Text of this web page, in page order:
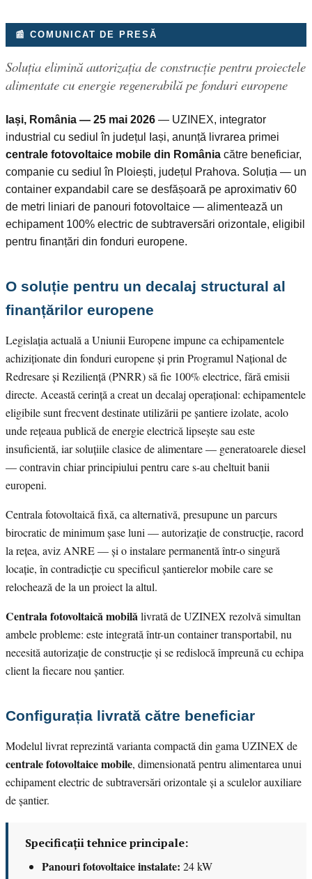
📰 COMUNICAT DE PRESĂ
Soluția elimină autorizația de construcție pentru proiectele
alimentate cu energie regenerabilă pe fonduri europene
Iași, România — 25 mai 2026 — UZINEX, integrator
industrial cu sediul în județul Iași, anunță livrarea primei
centrale fotovoltaice mobile din România către beneficiar,
companie cu sediul în Ploiești, județul Prahova. Soluția — un
container expandabil care se desfășoară pe aproximativ 60
de metri liniari de panouri fotovoltaice — alimentează un
echipament 100% electric de subtraversări orizontale, eligibil
pentru finanțări din fonduri europene.
O soluție pentru un decalaj structural al
finanțărilor europene
Legislația actuală a Uniunii Europene impune ca echipamentele
achiziționate din fonduri europene și prin Programul Național de
Redresare și Reziliență (PNRR) să fie 100% electrice, fără emisii
directe. Această cerință a creat un decalaj operațional: echipamentele
eligibile sunt frecvent destinate utilizării pe șantiere izolate, acolo
unde rețeaua publică de energie electrică lipsește sau este
insuficientă, iar soluțiile clasice de alimentare — generatoarele diesel
— contravin chiar principiului pentru care s-au cheltuit banii
europeni.
Centrala fotovoltaică fixă, ca alternativă, presupune un parcurs
birocratic de minimum șase luni — autorizație de construcție, racord
la rețea, aviz ANRE — și o instalare permanentă într-o singură
locație, în contradicție cu specificul șantierelor mobile care se
relochează de la un proiect la altul.
Centrala fotovoltaică mobilălivrată de UZINEX rezolvă simultan
ambele probleme: este integrată într-un container transportabil, nu
necesită autorizație de construcție și se redislocă împreună cu echipa
client la fiecare nou șantier.
Configurația livrată către beneficiar
Modelul livrat reprezintă varianta compactă din gama UZINEX de
centrale fotovoltaice mobile, dimensionată pentru alimentarea unui
echipament electric de subtraversări orizontale și a sculelor auxiliare
de șantier.
Specificații tehnice principale:
Panouri fotovoltaice instalate: 24 kW